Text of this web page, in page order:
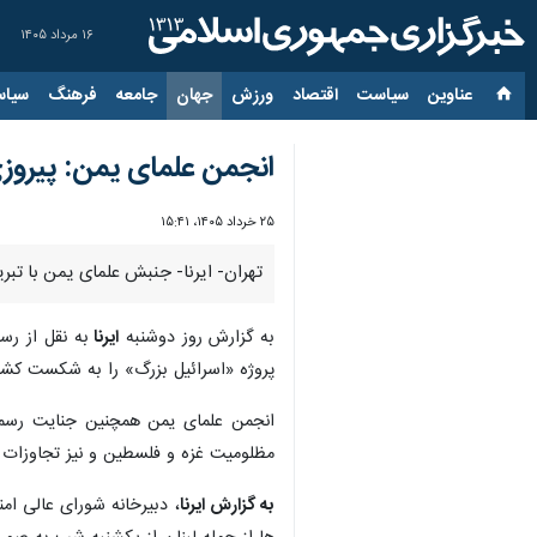
۱۶ مرداد ۱۴۰۵
عناوین‌ سیاست اقتصاد ورزش جهان جامعه فرهنگ
انجمن علمای یمن:
۲۵ خرداد ۱۴۰۵، ۱۵:۴۱